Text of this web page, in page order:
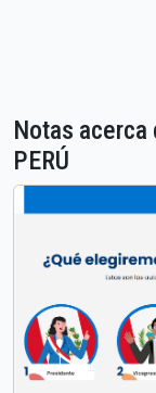
Notas
PERÚ